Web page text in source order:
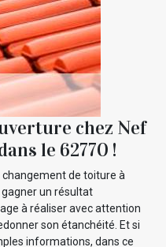
chez Nef
le 62770 !
de toiture à
un résultat
à réaliser avec attention
son étanchéité. Et si
informations, dans ce